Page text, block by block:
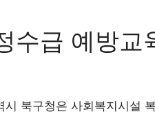
수급 예방교
북구청은 사회복지시설